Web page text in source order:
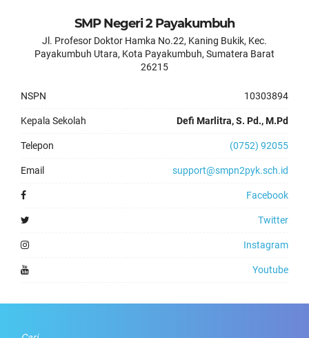
SMP Negeri 2 Payakumbuh
Jl. Profesor Doktor Hamka No.22, Kaning Bukik, Kec.
Payakumbuh Utara, Kota Payakumbuh, Sumatera Barat
26215
NSPN 10303894
Kepala Sekolah Defi Marlitra, S. Pd., M.Pd
Telepon (0752) 92055
Email support@smpn2pyk.sch.id
Facebook
Twitter
Instagram
Youtube